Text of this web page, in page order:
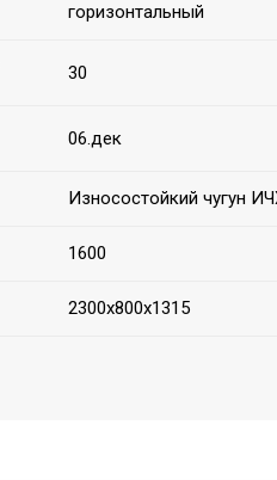
горизонтальный
30
06.дек
Износостойкий чугун
1600
2300х800х1315